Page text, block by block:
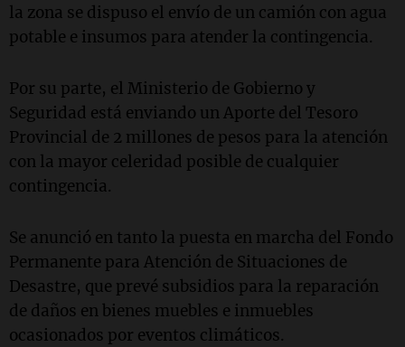
la zona se dispuso el envío de un camión con agua
potable e insumos para atender la contingencia.
Por su parte, el Ministerio de Gobierno y
Seguridad está enviando un Aporte del Tesoro
Provincial de 2 millones de pesos para la atención
con la mayor celeridad posible de cualquier
contingencia.
Se anunció en tanto la puesta en marcha del Fondo
Permanente para Atención de Situaciones de
Desastre, que prevé subsidios para la reparación
de daños en bienes muebles e inmuebles
ocasionados por eventos climáticos.